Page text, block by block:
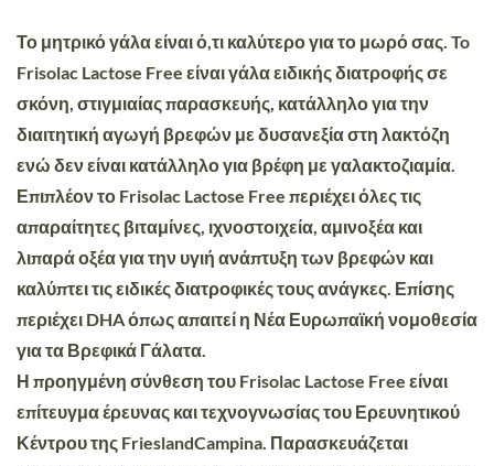
Το μητρικό γάλα είναι ό,τι καλύτερο για το μωρό σας. To
Frisolac Lactose Free είναι γάλα ειδικής διατροφής σε
σκόνη, στιγμιαίας παρασκευής, κατάλληλο για την
διαιτητική αγωγή βρεφών με δυσανεξία στη λακτόζη
ενώ δεν είναι κατάλληλο για βρέφη με γαλακτοζιαμία.
Επιπλέον το Frisolac Lactose Free περιέχει όλες τις
απαραίτητες βιταμίνες, ιχνοστοιχεία, αμινοξέα και
λιπαρά οξέα για την υγιή ανάπτυξη των βρεφών και
καλύπτει τις ειδικές διατροφικές τους ανάγκες. Επίσης
περιέχει DHA όπως απαιτεί η Νέα Ευρωπαϊκή νομοθεσία
για τα Βρεφικά Γάλατα.
Η προηγμένη σύνθεση του Frisolac Lactose Free είναι
επίτευγμα έρευνας και τεχνογνωσίας του Ερευνητικού
Κέντρου της FrieslandCampina. Παρασκευάζεται